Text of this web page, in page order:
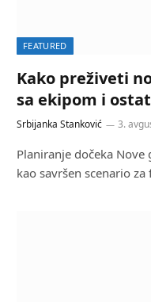
FEATURED
Kako preživeti
sa ekipom i
Srbijanka Stanković 3.
Planiranje dočeka
kao savršen scenario